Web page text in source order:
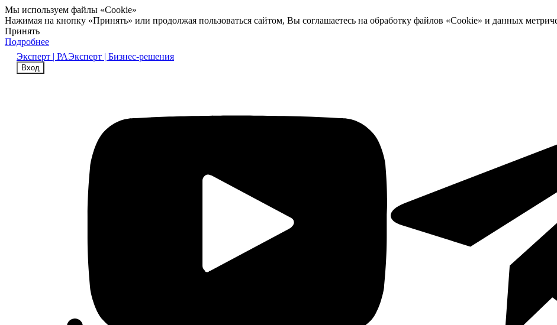
Мы используем файлы «Cookie»
Нажимая на кнопку «Принять» или продолжая пользоваться сайтом, Вы соглашаетесь на обработку файлов «Cookie» и данных
Принять
Подробнее
Эксперт | РАЭксперт | Бизнес-решения
Вход